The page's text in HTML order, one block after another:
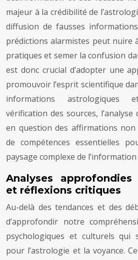
majeur à la crédibilité de
diffusion de fausses
prédictions alarmistes peut nuire
pratiques et semer la confusion
est donc crucial d’adopter une
promouvoir l’esprit scientifique
informations astrologiques
vérification des sources,
en question des affirmations
de compétences essentielles
paysage complexe de
Analyses
et réflexions critiques
Au-delà des tendances et des
d’approfondir notre
psychologiques et culturels qui
pour l’astrologie et la voyance.